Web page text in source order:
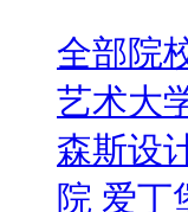
全部院
艺术大
森斯设
院 爱丁